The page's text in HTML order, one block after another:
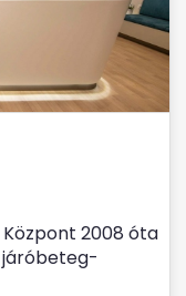
2008 óta
járóbeteg-